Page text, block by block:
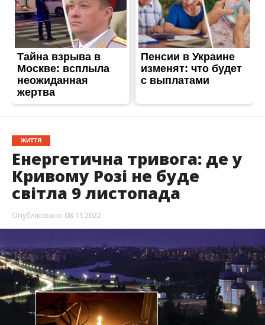
ЖИТТЯ
Енергетична тривога: де у
Кривому Розі не буде
світла 9 листопада
Опубліковано 08.11.2022